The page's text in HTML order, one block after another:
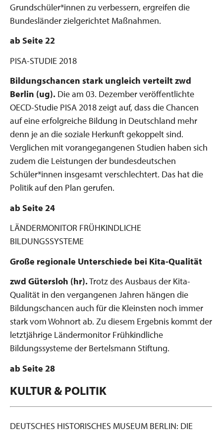
Grundschüler*innen zu verbessern, ergreifen die
Bundesländer zielgerichtet Maßnahmen.
ab Seite 22
PISA-STUDIE 2018
Bildungschancen stark ungleich verteiltzwd
Berlin (ug). Die am 03. Dezember veröffentlichte
OECD-Studie PISA 2018 zeigt auf, dass die Chancen
auf eine erfolgreiche Bildung in Deutschland mehr
denn je an die soziale Herkunft gekoppelt sind.
Verglichen mit vorangegangenen Studien haben sich
zudem die Leistungen der bundesdeutschen
Schüler*innen insgesamt verschlechtert. Das hat die
Politik auf den Plan gerufen.
ab Seite 24
LÄNDERMONITOR FRÜHKINDLICHE
BILDUNGSSYSTEME
Große regionale Unterschiede bei Kita-Qualität
zwd Gütersloh (hr).Trotz des Ausbaus der Kita-
Qualität in den vergangenen Jahren hängen die
Bildungschancen auch für die Kleinsten noch immer
stark vom Wohnort ab. Zu diesem Ergebnis kommt der
letztjährige Ländermonitor Frühkindliche
Bildungssysteme der Bertelsmann Stiftung.
ab Seite 28
KULTUR & POLITIK
DEUTSCHES HISTORISCHES MUSEUM BERLIN: DIE